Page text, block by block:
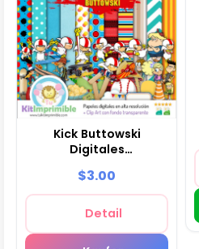
Kick Buttowski
Digitales
Set - M2
$3.00
Detail